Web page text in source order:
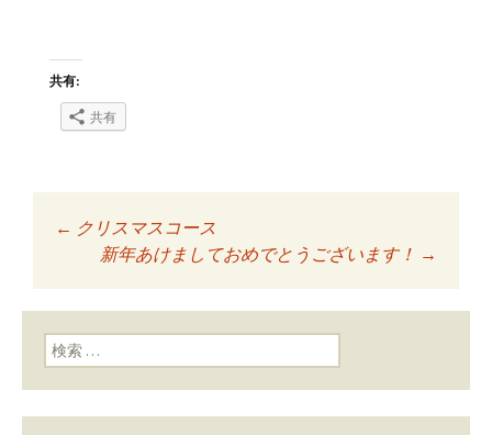
共有:
共有
投稿ナビゲーショ
ン
← クリスマスコース
新年あけましておめでとうございます！ →
検索: